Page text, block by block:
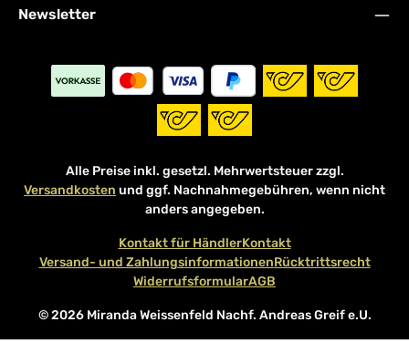
Newsletter
Alle Preise inkl. gesetzl. Mehrwertsteuer zzgl.
Versandkosten und ggf. Nachnahmegebühren, wenn nicht
anders angegeben.
© 2026 Miranda Weissenfeld Nachf. Andreas Greif e.U.
Kontakt für HändlerKontakt
Versand- und ZahlungsinformationenRücktrittsrecht
WiderrufsformularAGB